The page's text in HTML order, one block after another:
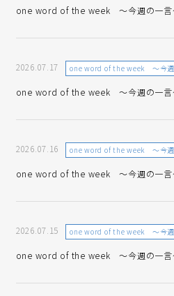
one word of the week ～今週の一言
2026.07.17 one word of the week ～今
one word of the week ～今週の一言
2026.07.16 one word of the week ～今
one word of the week ～今週の一言
2026.07.15 one word of the week ～今
one word of the week ～今週の一言